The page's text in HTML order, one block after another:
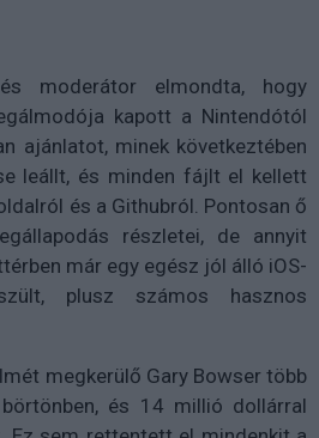
moderátor elmondta, hogy
kapott a Nintendótól
ajánlatot, minek következtében
leállt, és minden fájlt el kellett
és a Githubról. Pontosan ő
részletei, de annyit
már egy egész jól álló iOS-
plusz számos hasznos
megkerülő Gary Bowser több
és 14 millió dollárral